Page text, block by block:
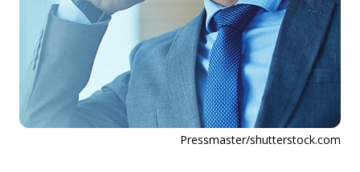
Pressmaster/shutterstock.com